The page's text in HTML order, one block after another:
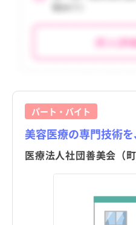
パート・バイト
美容医療の専門技術
医療法人社団善美会（町